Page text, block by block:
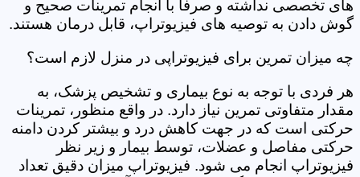
های تخصصی نداشته و صرفاً با انجام تمرینات صحیح و
گوش دادن به توصیه های فیزیوتراپ، قابل درمان هستند.
چه میزان تمرین برای فیزیوتراپی در منزل لازم است؟
هر فردی با توجه به نوع بیماری و تشخیص پزشک، به
مقدار متفاوتی تمرین نیاز دارد. در واقع منظور، تمرینات
حرکتی است که در جهت کاهش درد و بیشتر کردن دامنه
حرکتی مفاصل و عضلات، توسط بیمار و زیر نظر
فیزیوتراپ انجام می شود. فیزیوتراپ میزان دقیق تعداد